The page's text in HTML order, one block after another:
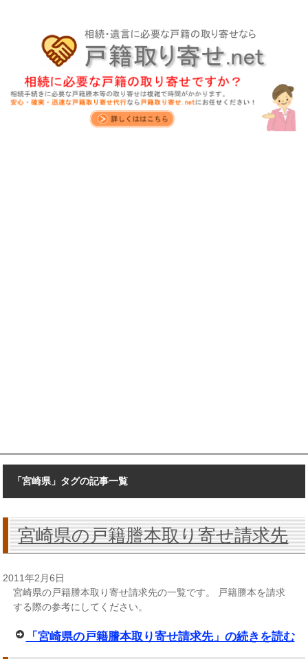
「宮崎県」タグの記事一覧
宮崎県の戸籍謄本取り寄せ請求先
2011年2月6日
宮崎県の戸籍謄本取り寄せ請求先の一覧です。 戸籍謄本を請求
する際の参考にしてください。
「宮崎県の戸籍謄本取り寄せ請求先」の続きを読む